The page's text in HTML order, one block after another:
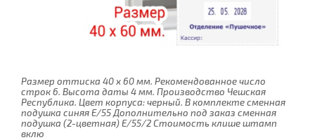
Размер оттиска 40 x 60 мм. Рекомендованное число
строк 6. Высота даты 4 мм. Производство Чешская
Республика. Цвет корпуса: черный. В комплекте сменная
подушка синяя E/55 Дополнительно под заказ сменная
подушка (2-цветная) E/55/2 Стоимость клише штамп
вклю